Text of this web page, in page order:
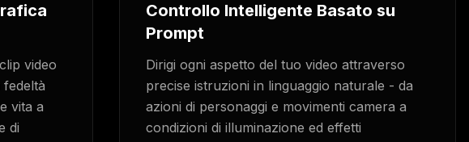
video
vita a
di
Controllo Intelligente Basato su
Prompt
Dirigi ogni aspetto del tuo video attraverso
precise istruzioni in linguaggio naturale - da
azioni di personaggi e movimenti camera a
condizioni di illuminazione ed effetti